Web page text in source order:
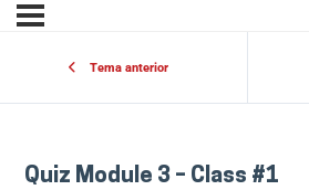
Tema anterior
Quiz Module 3 – Class #1